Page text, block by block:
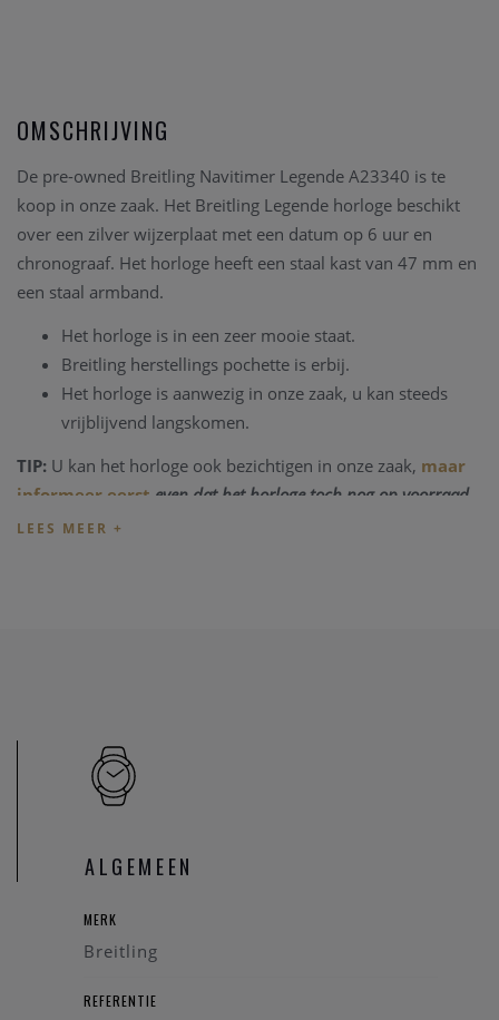
OMSCHRIJVING
De pre-owned Breitling Navitimer Legende A23340 is te
koop in onze zaak. Het Breitling Legende horloge beschikt
over een zilver wijzerplaat met een datum op 6 uur en
chronograaf. Het horloge heeft een staal kast van 47 mm en
een staal armband.
Het horloge is in een zeer mooie staat.
Breitling herstellings pochette is erbij.
Het horloge is aanwezig in onze zaak, u kan steeds
vrijblijvend langskomen.
TIP: U kan het horloge ook bezichtigen in onze zaak, maar
informeer eerst even dat het horloge toch nog op voorraad
is en niet net verkocht is.
ALGEMEEN
MERK
Breitling
REFERENTIE